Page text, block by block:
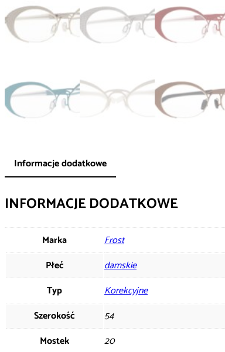
Informacje dodatkowe
INFORMACJE DODATKOWE
Marka
Frost
Płeć
damskie
Typ
Korekcyjne
Szerokość
54
Mostek
20